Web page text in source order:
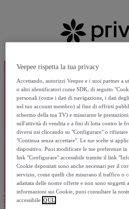
Veepee rispetta la tua privacy
Accettando, autorizzi Veepee e i suoi partner a
o altri identificatori come SDK, di seguito
personali (come i dati di navigazione, i dati
nel tuo account membro) al fine di offrirti
schermo della tua TV) e misurarne le
sull'attività di vendita e a fini di lotta contro le
diversi usi cliccando su "Configurare" o
"Continua senza accettare". Le tue scelte si
dispositivo. Puoi modificare le tue preferenze
link "Configurare" accessibile tramite il link
Cookie depositati sono anche necessari per il
servizio, come quelli che misurano il traffico o
adattata delle nostre offerte e non sono soggetti
informazioni sui Cookie, puoi consultare la
accessibile QUI.